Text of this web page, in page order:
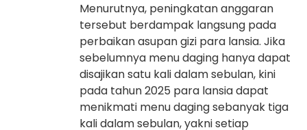
Menurutnya, peningkatan anggaran
tersebut berdampak langsung pada
perbaikan asupan gizi para lansia. Jika
sebelumnya menu daging hanya dapat
disajikan satu kali dalam sebulan, kini
pada tahun 2025 para lansia dapat
menikmati menu daging sebanyak tiga
kali dalam sebulan, yakni setiap